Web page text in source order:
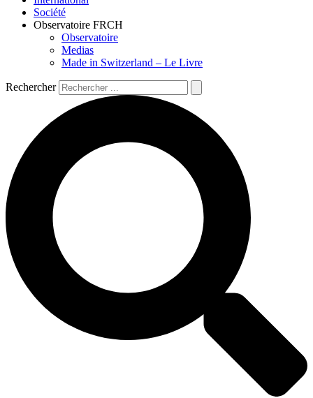
Société
Observatoire FRCH
Observatoire
Medias
Made in Switzerland – Le Livre
Rechercher